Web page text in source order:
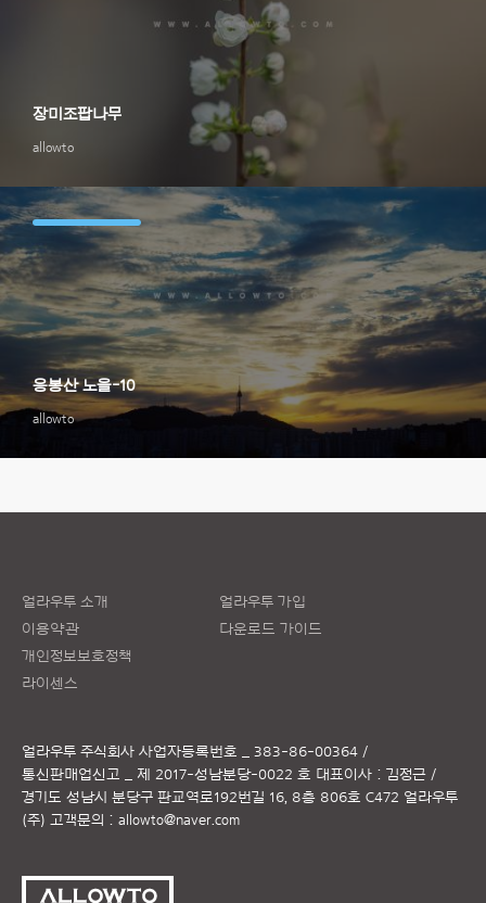
allowto
장미조팝나무
allowto
응봉산 노을-10
얼라우투 소개
이용약관
개인정보보호정책
라이센스
얼라우투 가입
다운로드 가이드
얼라우투 주식회사 사업자등록번호 _ 383-86-00364 /
통신판매업신고 _ 제 2017-성남분당-0022 호 대표이사 : 김정근 /
경기도 성남시 분당구 판교역로192번길 16, 8층 806호 C472 얼라우투
(주) 고객문의 : allowto@naver.com